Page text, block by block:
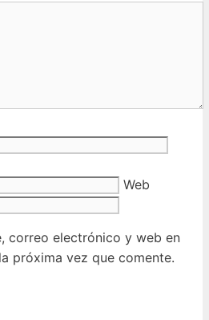
Web
correo electrónico y web en
próxima vez que comente.